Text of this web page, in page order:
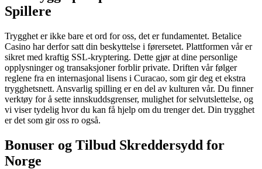
Spillere
Trygghet er ikke bare et ord for oss, det er fundamentet. Betalice
Casino har derfor satt din beskyttelse i førersetet. Plattformen vår er
sikret med kraftig SSL-kryptering. Dette gjør at dine personlige
opplysninger og transaksjoner forblir private. Driften vår følger
reglene fra en internasjonal lisens i Curacao, som gir deg et ekstra
trygghetsnett. Ansvarlig spilling er en del av kulturen vår. Du finner
verktøy for å sette innskuddsgrenser, mulighet for selvutslettelse, og
vi viser tydelig hvor du kan få hjelp om du trenger det. Din trygghet
er det som gir oss ro også.
Bonuser og Tilbud Skreddersydd for
Norge